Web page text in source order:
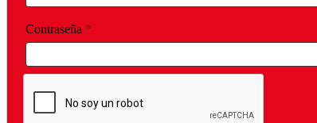
Contraseña *